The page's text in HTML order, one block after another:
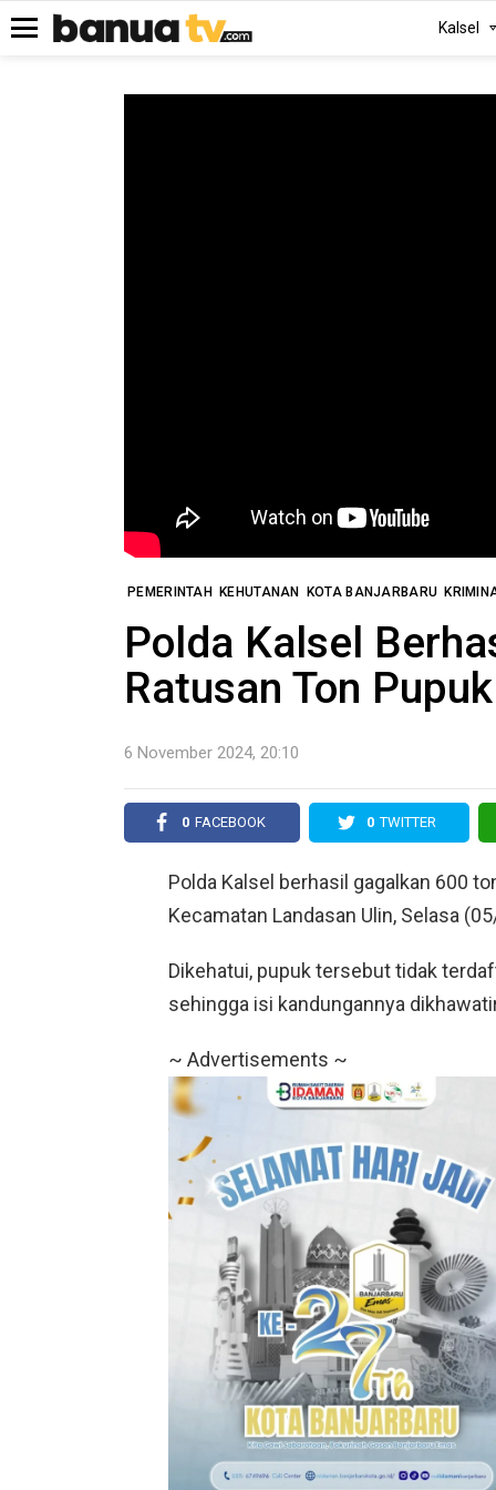
Kalsel
PEMERINTAH KEHUTANAN KOTA BANJARBARU
Polda Kalsel
Ratusan Ton
6 November 2024, 20:10
0 FACEBOOK 0 TWITTER
Polda Kalsel berhasil gagalkan 600
Kecamatan Landasan Ulin, Selasa
Dikehatui, pupuk tersebut tidak
sehingga isi kandungannya
~ Advertisements ~